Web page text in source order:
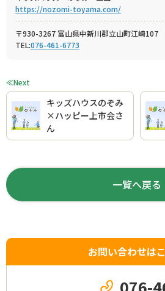
https://nozomi-toyama.com/
〒930-3267 富山県中新川郡立山町江崎107
TEL:076-461-6773
≪Next
キッズハウスのぞみ
×ハッピー上市会さ
ん
一覧へ戻る
お問い合わせは